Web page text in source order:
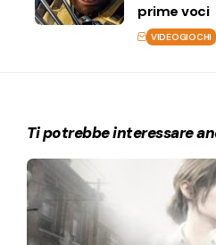
prime voci
VIDEOGIOCHI
Ti potrebbe interessare